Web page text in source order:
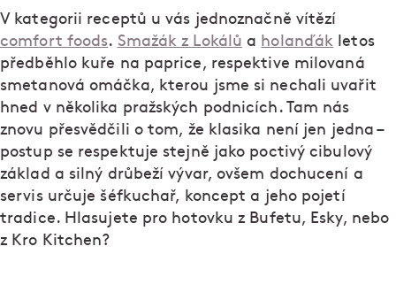
V kategorii receptů u vás jednoznačně vítězí
comfort foods. Smažák z Lokálů a holanďák letos
předběhlo kuře na paprice, respektive milovaná
smetanová omáčka, kterou jsme si nechali uvařit
hned v několika pražských podnicích. Tam nás
znovu přesvědčili o tom, že klasika není jen jedna –
postup se respektuje stejně jako poctivý cibulový
základ a silný drůbeží vývar, ovšem dochucení a
servis určuje šéfkuchař, koncept a jeho pojetí
tradice. Hlasujete pro hotovku z Bufetu, Esky, nebo
z Kro Kitchen?